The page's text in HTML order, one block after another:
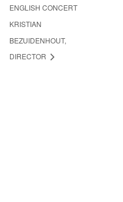
ENGLISH CONCERT
KRISTIAN
BEZUIDENHOUT,
DIRECTOR